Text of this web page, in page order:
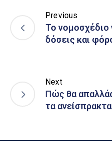
Previous
Το νομοσχέδιο
δόσεις και
Next
Πώς θα
τα ανείσπρακτα